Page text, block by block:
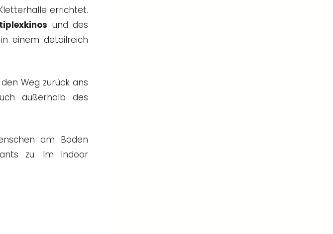
errichtet.
und des
einem detailreich
Weg zurück ans
außerhalb des
am Boden
zu. Im Indoor